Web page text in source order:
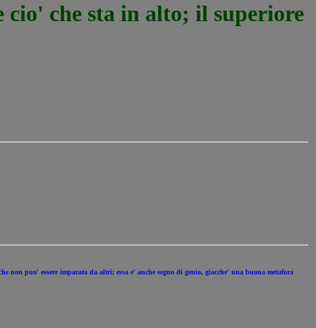
cio' che sta in alto; il superiore
non puo' essere imparata da altri; essa e' anche segno di genio, giacche' una buona metafora